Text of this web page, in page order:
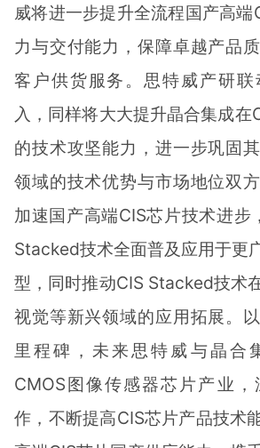
威将进一步提升全流程国产高端
力与交付能力，保障卓越产品
客户供货服务。思特威产研
入，同样将大大提升晶合集成
的技术攻坚能力，进一步巩固
领域的技术优势与市场地位双
加速国产高端CIS芯片技术进步
Stacked技术全面普及应用于更
型，同时推动CIS Stacked技术
视觉等新兴领域的应用拓展。
里程碑，未来思特威与晶合
CMOS图像传感器芯片产业
作，不断提高CIS芯片产品技术